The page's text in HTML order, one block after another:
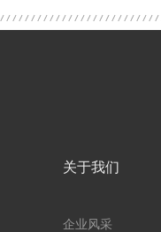
关于我们
企业风采